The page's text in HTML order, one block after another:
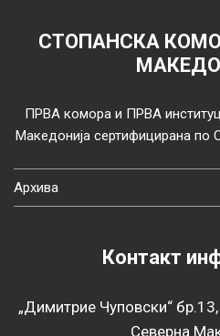
СТОПАНСКА
ПРВА комора и ПРВА
Македонија сертифицирана
Архива
Контакт
„Димитрие Чуповски“
Северна